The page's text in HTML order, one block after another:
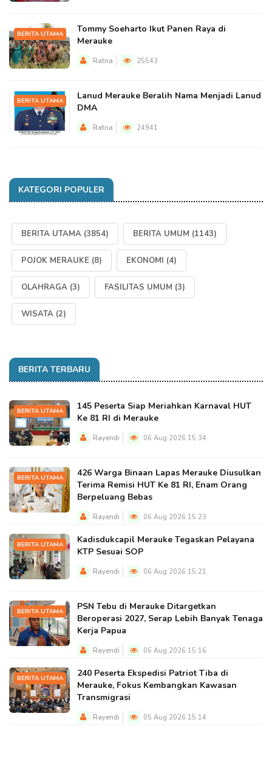
BERITA UTAMA
Tommy Soeharto Ikut Panen Raya di
Merauke
Ratna 25543
BERITA UTAMA
Lanud Merauke Beralih Nama Menjadi Lanud
DMA
Ratna 24941
KATEGORI POPULER
BERITA UTAMA (3854) BERITA UMUM (1143)
POJOK MERAUKE (8) EKONOMI (4)
OLAHRAGA (3) FASILITAS UMUM (3)
WISATA (2)
BERITA TERBARU
BERITA UTAMA
145 Peserta Siap Meriahkan Karnaval HUT
Ke 81 RI di Merauke
Rayendi 06 Aug 2026 15:34
BERITA UTAMA
426 Warga Binaan Lapas Merauke Diusulkan
Terima Remisi HUT Ke 81 RI, Enam Orang
Berpeluang Bebas
Rayendi 06 Aug 2026 15:23
BERITA UTAMA
Kadisdukcapil Merauke Tegaskan Pelayana
KTP Sesuai SOP
Rayendi 06 Aug 2026 15:21
BERITA UTAMA
PSN Tebu di Merauke Ditargetkan
Beroperasi 2027, Serap Lebih Banyak Tenaga
Kerja Papua
Rayendi 06 Aug 2026 15:16
BERITA UTAMA
240 Peserta Ekspedisi Patriot Tiba di
Merauke, Fokus Kembangkan Kawasan
Transmigrasi
Rayendi 05 Aug 2026 15:14